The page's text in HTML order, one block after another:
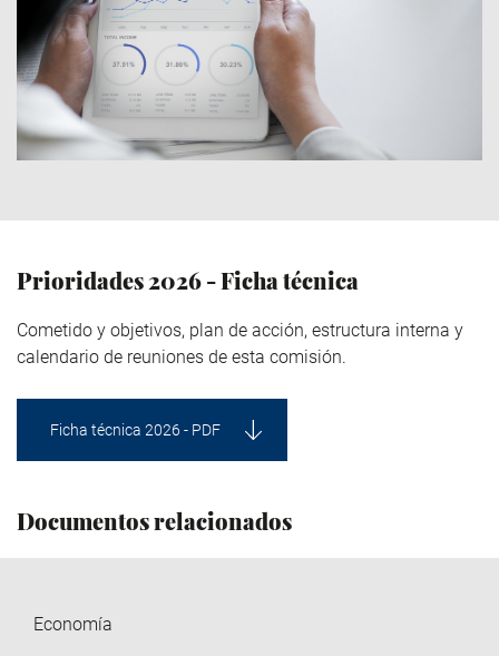
Prioridades 2026 - Ficha técnica
Cometido y objetivos, plan de acción, estructura interna y
calendario de reuniones de esta comisión.
Ficha técnica 2026 - PDF
Documentos relacionados
Economía